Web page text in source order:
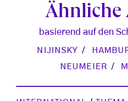
Ähnliche
basierend auf den
NIJINSKY
NEUMEIER